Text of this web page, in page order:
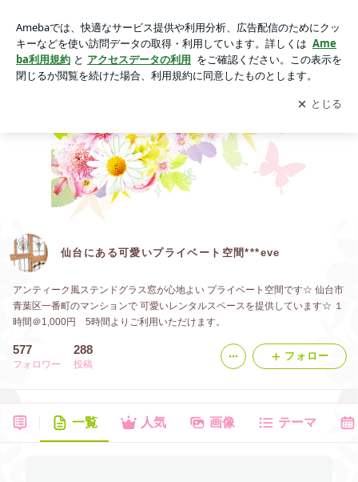
アプリをダウンロードして ブログの更新通知
を受け取りまし
ょう。
開く
仙台にある可愛いプライベート空間***eve
アンティーク風ステンドグラス窓が心地よい プライベート空間です☆ 仙台市
青葉区一番町のマンションで 可愛いレンタルスペースを提供しています☆ １
時間＠1,000円 5時間よりご利用いただけます。
577
フォロワー
288
投稿
フォロー
一覧 人気 画像 テーマ